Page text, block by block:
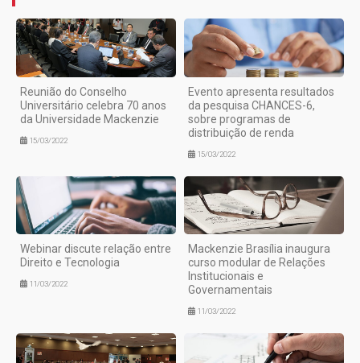
Reunião do Conselho
Universitário celebra 70 anos
da Universidade Mackenzie
15/03/2022
Evento apresenta resultados
da pesquisa CHANCES-6,
sobre programas de
distribuição de renda
15/03/2022
Webinar discute relação entre
Direito e Tecnologia
11/03/2022
Mackenzie Brasília inaugura
curso modular de Relações
Institucionais e
Governamentais
11/03/2022